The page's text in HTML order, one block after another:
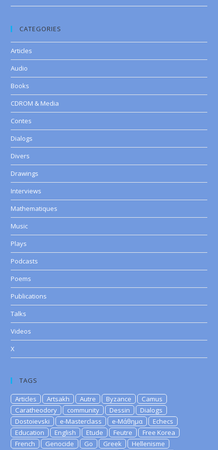
CATEGORIES
Articles
Audio
Books
CDROM & Media
Contes
Dialogs
Divers
Drawings
Interviews
Mathematiques
Music
Plays
Podcasts
Poems
Publications
Talks
Videos
X
TAGS
Articles Artsakh Autre Byzance
Camus
Caratheodory
community Dessin
Dialogs
Dostoievski
e-Masterclass e-Μάθημα
Echecs
Education
English Etude Feutre
Free Korea
French
Genocide Go Greek
Hellenisme